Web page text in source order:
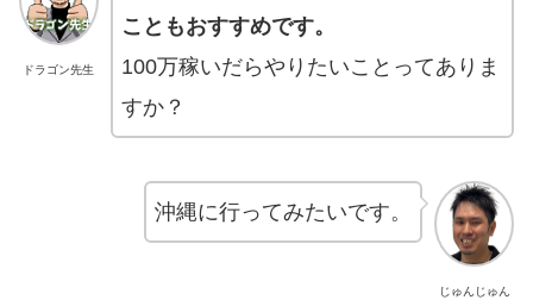
ドラゴン先生
こともおすすめです。
100万稼いだらやりたいことってありま
すか？
じゅんじゅん
沖縄に行ってみたいです。